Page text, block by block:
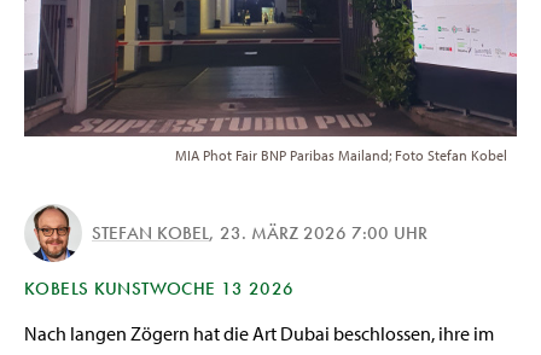
MIA Phot Fair BNP Paribas Mailand; Foto Stefan Kobel
STEFAN KOBEL, 23. MÄRZ 2026 7:00 UHR
KOBELS KUNSTWOCHE 13 2026
Nach langen Zögern hat die Art Dubai beschlossen, ihre im